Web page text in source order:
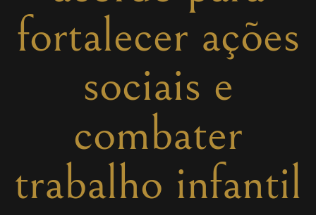
fortalecer ações
sociais e
combater
trabalho infantil